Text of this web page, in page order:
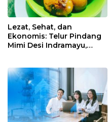
Lezat, Sehat, dan
Ekonomis: Telur Pindang
Mimi Desi Indramayu,
Ketagihan!